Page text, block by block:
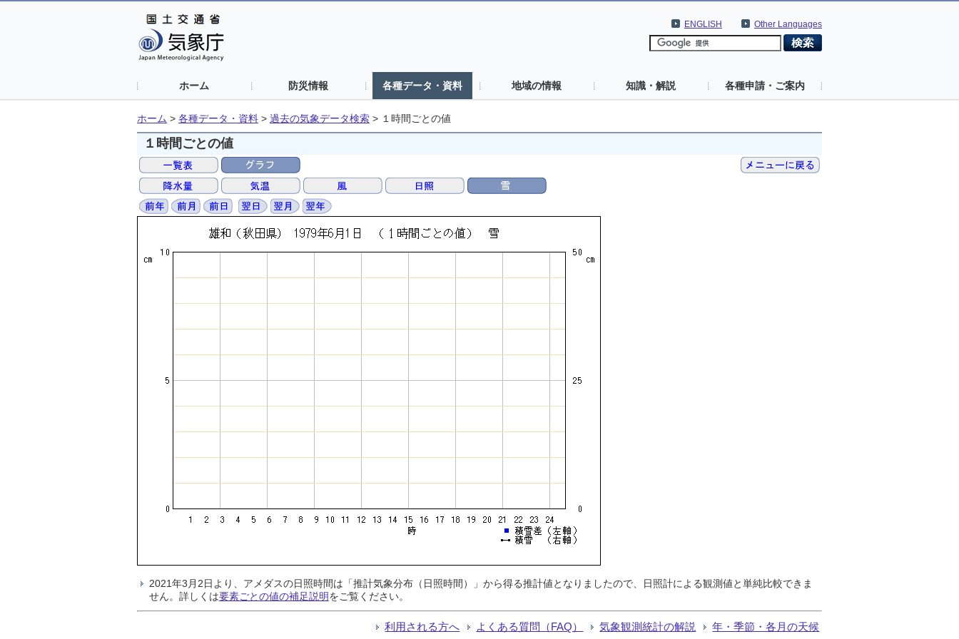
Other Languages
ENGLISH
ホーム 防災情報 各種データ・資料 地域の情報 知識・解説 各種申請・ご案内
ホーム > 各種データ・資料 > 過去の気象データ検索 > １時間ごとの値
１時間ごとの値
2021年3月2日より、アメダスの日照時間は「推計気象分布（日照時間）」から得る推計値となりましたので、日照計による観測値と単純比較できま
せん。詳しくは要素ごとの値の補足説明をご覧ください。
利用される方へ よくある質問（FAQ） 気象観測統計の解説 年・季節・各月の天候